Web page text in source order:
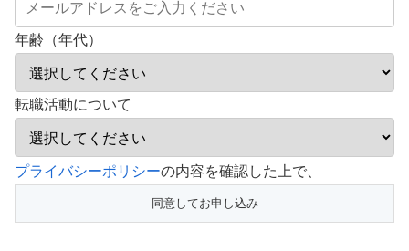
年齢（年代）
転職活動について
こ
フ
プライバシーポリシーの内容を確認した上で、